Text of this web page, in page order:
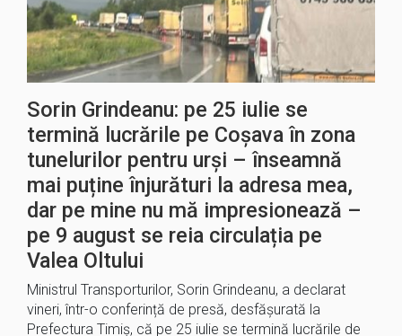
Sorin Grindeanu: pe 25 iulie se
termină lucrările pe Coșava în zona
tunelurilor pentru urși – înseamnă
mai puține înjurături la adresa mea,
dar pe mine nu mă impresionează –
pe 9 august se reia circulația pe
Valea Oltului
Ministrul Transporturilor, Sorin Grindeanu, a declarat
vineri, într-o conferință de presă, desfășurată la
Prefectura Timiș, că pe 25 iulie se termină lucrările de